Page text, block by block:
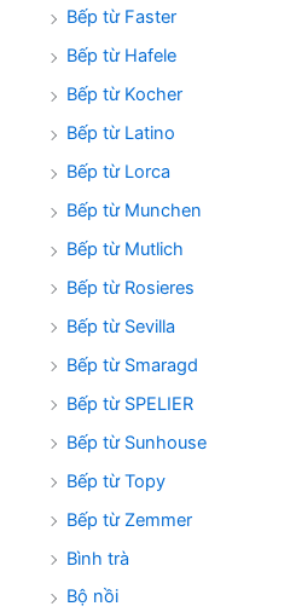
Bếp từ Faster
Bếp từ Hafele
Bếp từ Kocher
Bếp từ Latino
Bếp từ Lorca
Bếp từ Munchen
Bếp từ Mutlich
Bếp từ Rosieres
Bếp từ Sevilla
Bếp từ Smaragd
Bếp từ SPELIER
Bếp từ Sunhouse
Bếp từ Topy
Bếp từ Zemmer
Bình trà
Bộ nồi